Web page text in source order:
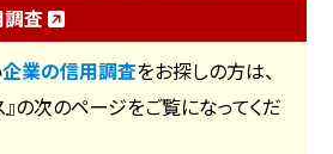
調査
企業の信用調査をお探しの方は、
の次のページをご覧になってくだ